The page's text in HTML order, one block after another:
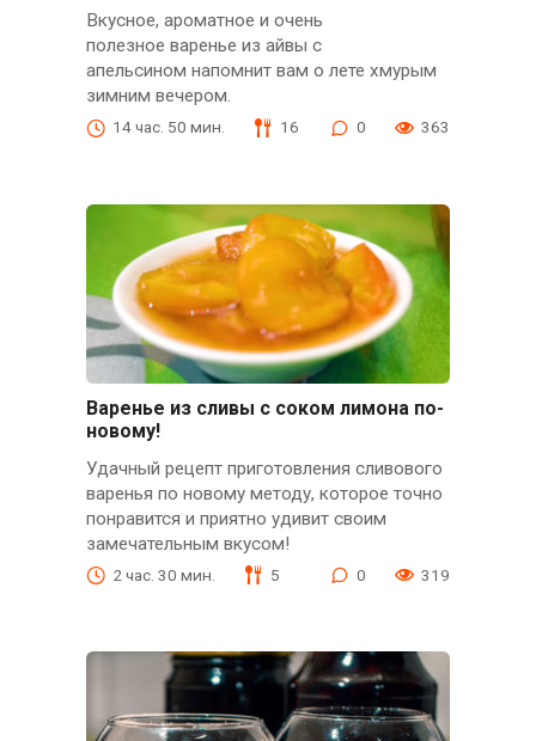
Вкусное, ароматное и очень
полезное варенье из айвы с
апельсином напомнит вам о лете хмурым
зимним вечером.
14 час. 50 мин. 16 0 363
Варенье из сливы с соком лимона по-
новому!
Удачный рецепт приготовления сливового
варенья по новому методу, которое точно
понравится и приятно удивит своим
замечательным вкусом!
2 час. 30 мин. 5 0 319